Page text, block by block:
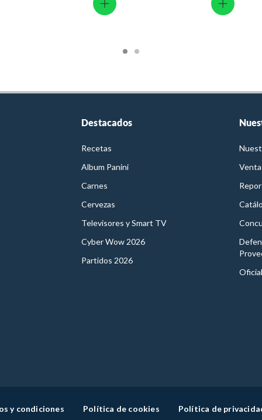
Destacados
Recetas
Album Panini
Carnes
Cervezas
Televisores y Smart TV
Cyber Wow 2026
Partidos 2026
y condiciones Política de cookies Política de